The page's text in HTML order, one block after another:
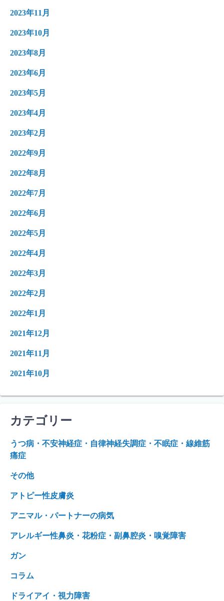
2023年11月
2023年10月
2023年8月
2023年6月
2023年5月
2023年4月
2023年2月
2022年9月
2022年8月
2022年7月
2022年6月
2022年5月
2022年4月
2022年3月
2022年2月
2022年1月
2021年12月
2021年11月
2021年10月
カテゴリー
うつ病・不安神経症・自律神経失調症・不眠症・線維筋
痛症
その他
アトピー性皮膚炎
アニマル・パートナーの病気
アレルギー性鼻炎・花粉症・副鼻腔炎・嗅覚障害
ガン
コラム
ドライアイ・視力障害